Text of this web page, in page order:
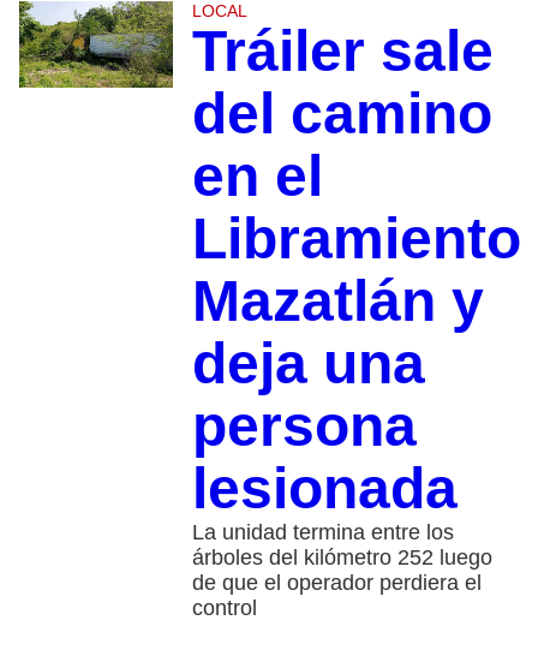
LOCAL
Tráiler sale
del camino
en el
Libramiento
Mazatlán y
deja una
persona
lesionada
La unidad termina entre los
árboles del kilómetro 252 luego
de que el operador perdiera el
control